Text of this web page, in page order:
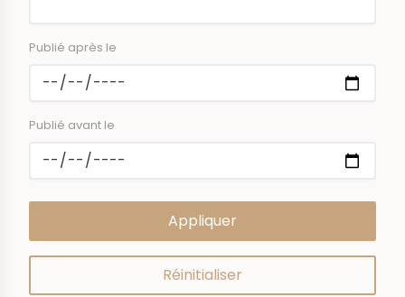
Publié après le
Publié avant le